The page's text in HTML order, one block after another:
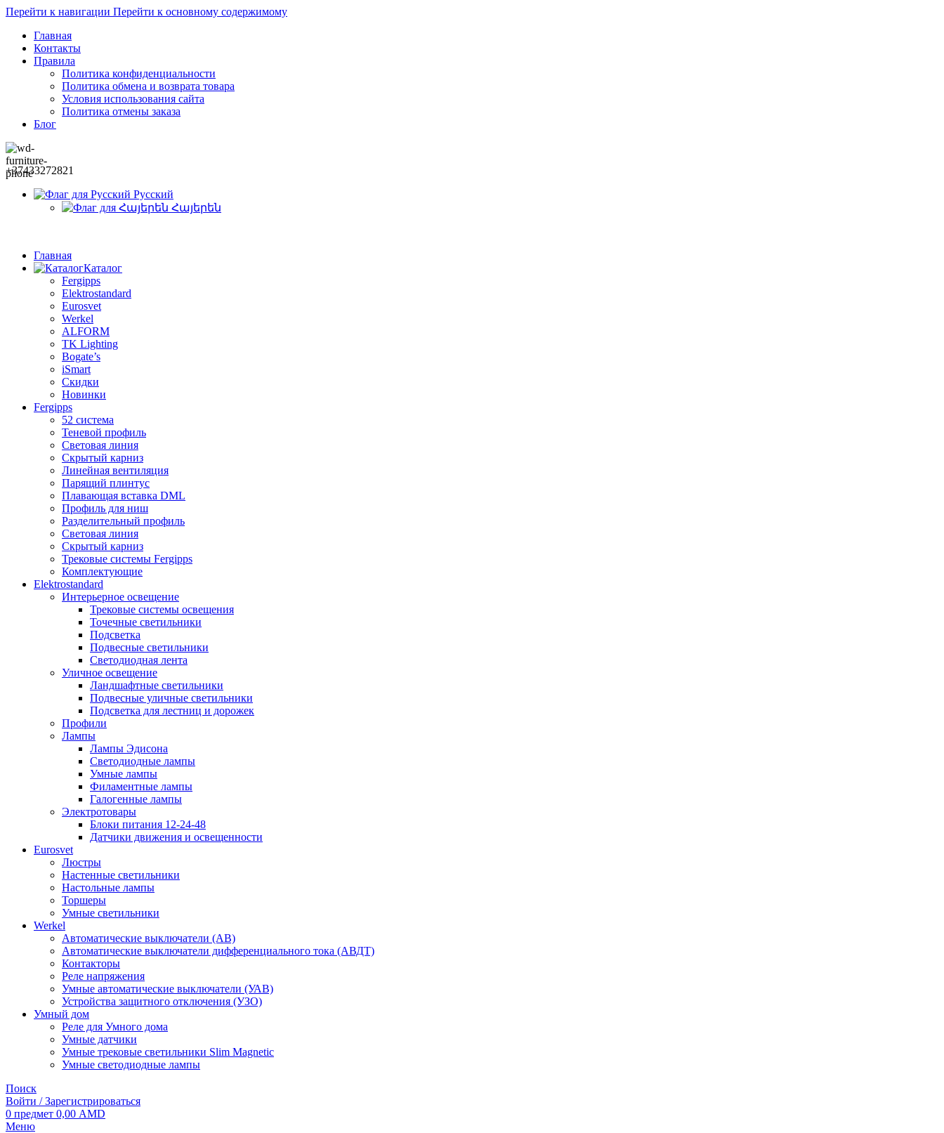
Перейти к навигации Перейти к основному содержимому
Главная
Контакты
Правила
Политика конфиденциальности
Политика обмена и возврата товара
Условия использования сайта
Политика отмены заказа
Блог
+37433272821
Русский
Հայերեն
Главная
Каталог
Fergipps
Elektrostandard
Eurosvet
Werkel
ALFORM
TK Lighting
Bogate’s
iSmart
Скидки
Новинки
Fergipps
52 система
Теневой профиль
Световая линия
Скрытый карниз
Линейная вентиляция
Парящий плинтус
Плавающая вставка DML
Профиль для ниш
Разделительный профиль
Световая линия
Скрытый карниз
Трековые системы Fergipps
Комплектующие
Elektrostandard
Интерьерное освещение
Трековые системы освещения
Точечные светильники
Подсветка
Подвесные светильники
Светодиодная лента
Уличное освещение
Ландшафтные светильники
Подвесные уличные светильники
Подсветка для лестниц и дорожек
Профили
Лампы
Лампы Эдисона
Светодиодные лампы
Умные лампы
Филаментные лампы
Галогенные лампы
Электротовары
Блоки питания 12-24-48
Датчики движения и освещенности
Eurosvet
Люстры
Настенные светильники
Настольные лампы
Торшеры
Умные светильники
Werkel
Автоматические выключатели (АВ)
Автоматические выключатели дифференциального тока (АВДТ)
Контакторы
Реле напряжения
Умные автоматические выключатели (УАВ)
Устройства защитного отключения (УЗО)
Умный дом
Реле для Умного дома
Умные датчики
Умные трековые светильники Slim Magnetic
Умные светодиодные лампы
Поиск
Войти / Зарегистрироваться
0 предмет 0,00 AMD
Меню